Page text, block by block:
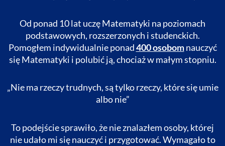
Od ponad 10 lat uczę Matematyki na poziomach
podstawowych, rozszerzonych i studenckich.
Pomogłem indywidualnie ponad400 osobomnauczyć
się Matematyki i polubić ją, chociaż w małym stopniu.
„Nie ma rzeczy trudnych, sątylko rzeczy, które się umie
albo nie”
To podejście sprawiło, że nie znalazłem osoby, której
nie udało mi się nauczyć i przygotować. Wymagało to